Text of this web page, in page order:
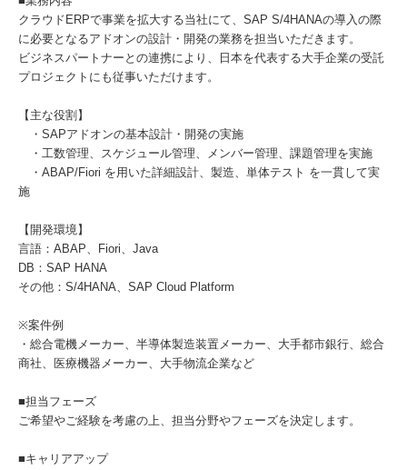
クラウドERPで事業を拡大する当社にて、SAP S/4HANAの導入の際
に必要となるアドオンの設計・開発の業務を担当いただきます。
ビジネスパートナーとの連携により、日本を代表する大手企業の受託
プロジェクトにも従事いただけます。
【主な役割】
・SAPアドオンの基本設計・開発の実施
・工数管理、スケジュール管理、メンバー管理、課題管理を実施
・ABAP/Fiori を用いた詳細設計、製造、単体テスト を一貫して実
施
【開発環境】
言語：ABAP、Fiori、Java
DB：SAP HANA
その他：S/4HANA、SAP Cloud Platform
※案件例
・総合電機メーカー、半導体製造装置メーカー、大手都市銀行、総合
商社、医療機器メーカー、大手物流企業など
■担当フェーズ
ご希望やご経験を考慮の上、担当分野やフェーズを決定します。
■キャリアアップ